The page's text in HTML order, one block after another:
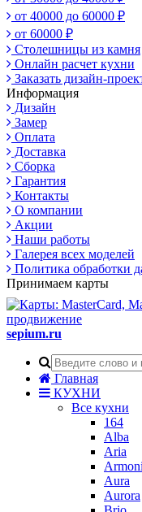
от 40000 до 60000 ₽
от 60000 ₽
Столешницы из камня
Онлайн расчет кухни
Заказать дизайн-
Информация
Дизайн
Замер
Оплата
Доставка
Сборка
Гарантия
Контакты
О компании
Акции
Наши работы
Галерея всех моделей
Политика обработки
Принимаем карты
продвижение
sepium.ru
Главная
КУХНИ
Все кухни
164
Alba
Aria
Aura
Aurora